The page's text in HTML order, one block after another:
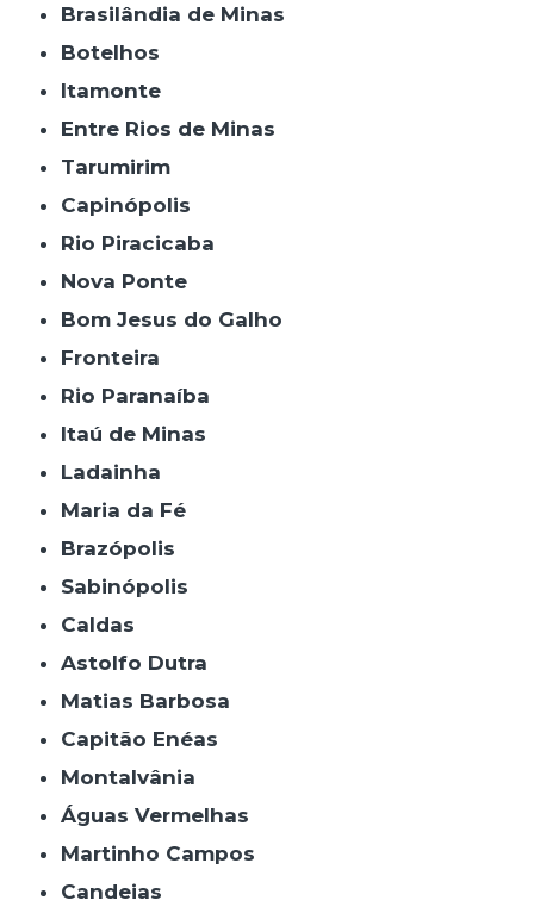
Brasilândia de Minas
Botelhos
Itamonte
Entre Rios de Minas
Tarumirim
Capinópolis
Rio Piracicaba
Nova Ponte
Bom Jesus do Galho
Fronteira
Rio Paranaíba
Itaú de Minas
Ladainha
Maria da Fé
Brazópolis
Sabinópolis
Caldas
Astolfo Dutra
Matias Barbosa
Capitão Enéas
Montalvânia
Águas Vermelhas
Martinho Campos
Candeias